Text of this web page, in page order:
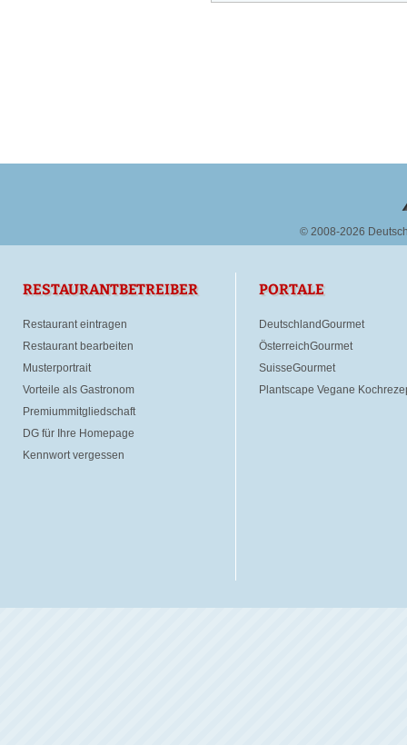
© 2008-2026
RESTAURANTBETREIBER
Restaurant eintragen
Restaurant bearbeiten
Musterportrait
Vorteile als Gastronom
Premiummitgliedschaft
DG für Ihre Homepage
Kennwort vergessen
PORTALE
DeutschlandGourmet
ÖsterreichGourmet
SuisseGourmet
Plantscape Vegane